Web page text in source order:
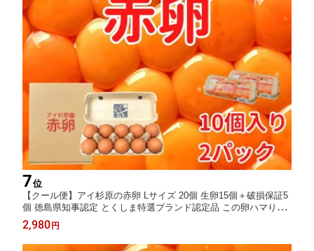
7位
【クール便】アイ杉原の赤卵 Lサイズ 20個 生卵15個＋破損保証5
個 徳島県知事認定 とくしま特選ブランド認定品 この卵ハマりま
す！ 徳島県産 朝採り 産みたて 農場直送 ギフト お取り寄せ 詰め
合せ 御中元 御歳暮 母の日 父の日
2,980 円